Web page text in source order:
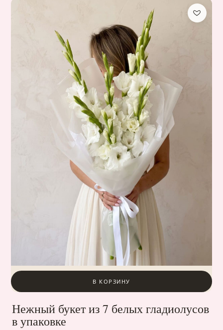
В КОРЗИНУ
Нежный букет из 7 белых гладиолусов
в упаковке